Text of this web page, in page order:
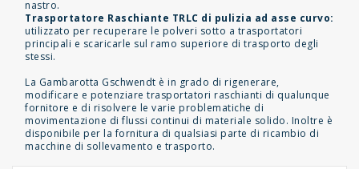
nastro.
Trasportatore Raschiante TRLC di pulizia ad asse curvo:
utilizzato per recuperare le polveri sotto a trasportatori
principali e scaricarle sul ramo superiore di trasporto degli
stessi.
La Gambarotta Gschwendt è in grado di rigenerare,
modificare e potenziare trasportatori raschianti di qualunque
fornitore e di risolvere le varie problematiche di
movimentazione di flussi continui di materiale solido. Inoltre è
disponibile per la fornitura di qualsiasi parte di ricambio di
macchine di sollevamento e trasporto.